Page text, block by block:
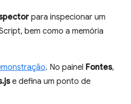
para inspecionar um
bem como a memória
. No painel Fontes,
e defina um ponto de